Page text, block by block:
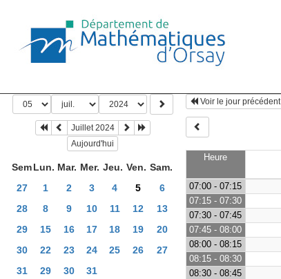
Juillet 2024
Aujourd'hui
SemLun. Mar. Mer. Jeu. Ven. Sam.
27
1 2 3 4 5
6
28
8 9 10 11 12
13
29
15 16 17 18 19
20
30
22 23 24 25 26
27
31
29 30 31
Voir le jour précédent
Heure
07:00 - 07:15
07:15 - 07:30
07:30 - 07:45
07:45 - 08:00
08:00 - 08:15
08:15 - 08:30
08:30 - 08:45